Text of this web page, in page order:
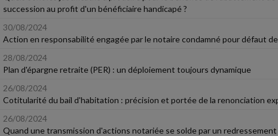
succession au profit d'un bénéficiaire handicapé ?
30/08/2024
Action en responsabilité engagée par le notaire condamné pour défaut
28/08/2024
Plan d'épargne retraite (PER) : un déploiement toujours dynamique
26/08/2024
Cotitularité du bail d'habitation : précision et portée de la renonciation
26/08/2024
Quand une transmission d'actions notariée se solde par un redressement